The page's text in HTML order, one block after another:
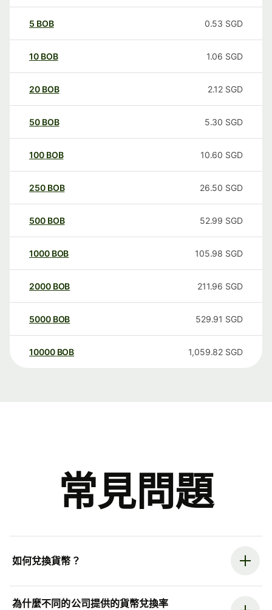
5 BOB 0.53 SGD
10 BOB 1.06 SGD
20 BOB 2.12 SGD
50 BOB 5.30 SGD
100 BOB 10.60 SGD
250 BOB 26.50 SGD
500 BOB 52.99 SGD
1000 BOB 105.98 SGD
2000 BOB 211.96 SGD
5000 BOB 529.91 SGD
10000 BOB 1,059.82 SGD
常見問題
如何兌換貨幣？
為什麼不同的公司提供的貨幣兌換率